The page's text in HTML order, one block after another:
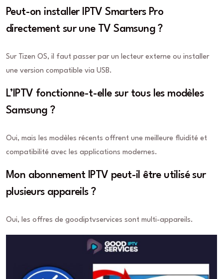
Peut-on installer IPTV Smarters Pro
directement sur une TV Samsung ?
Sur Tizen OS, il faut passer par un lecteur externe ou installer
une version compatible via USB.
L’IPTV fonctionne-t-elle sur tous les modèles
Samsung ?
Oui, mais les modèles récents offrent une meilleure fluidité et
compatibilité avec les applications modernes.
Mon abonnement IPTV peut-il être utilisé sur
plusieurs appareils ?
Oui, les offres de goodiptvservices sont multi-appareils.